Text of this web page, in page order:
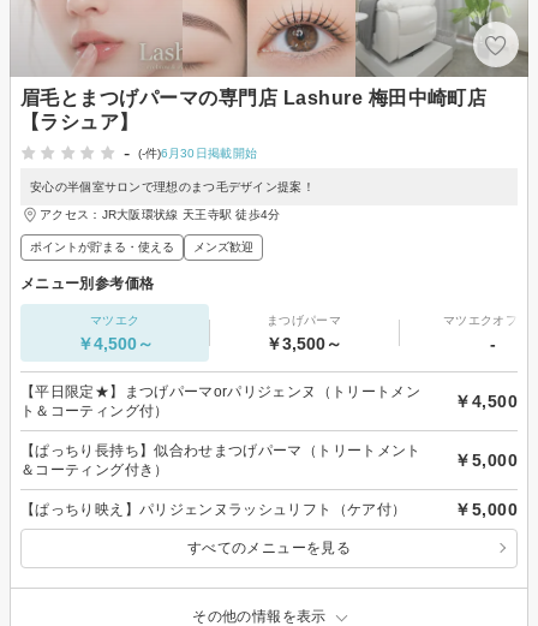
眉毛とまつげパーマの専門店 Lashure 梅田中崎町店
【ラシュア】
-
(-件)6月30日掲載開始
安心の半個室サロンで理想のまつ毛デザイン提案！
アクセス：JR大阪環状線 天王寺駅 徒歩4分
ポイントが貯まる・使える メンズ歓迎
メニュー別参考価格
マツエク
￥4,500～
まつげパーマ
￥3,500～
マツエクオフの
-
【平日限定★】まつげパーマorパリジェンヌ（トリートメン
ト＆コーティング付）
￥4,500
【ぱっちり長持ち】似合わせまつげパーマ（トリートメント
＆コーティング付き）
￥5,000
【ぱっちり映え】パリジェンヌラッシュリフト（ケア付） ￥5,000
すべてのメニューを見る
その他の情報を表示